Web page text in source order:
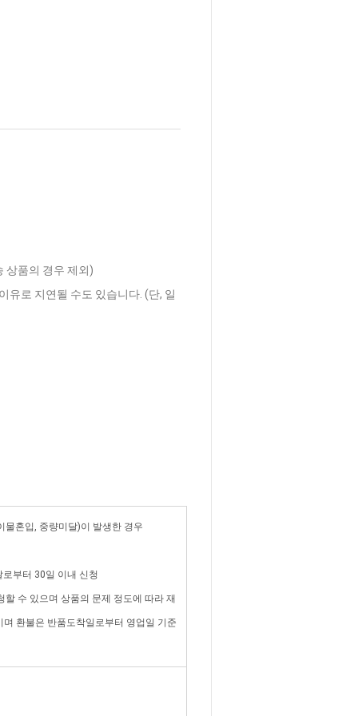
상품의 경우 제외)
유로 지연될 수도 있습니다. (단, 일
혼입, 중량미달)이 발생한 경우
부터 30일 이내 신청
수 있으며 상품의 문제 정도에 따라 재
환불은 반품도착일로부터 영업일 기준